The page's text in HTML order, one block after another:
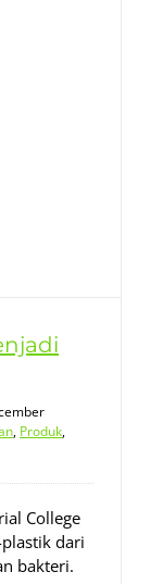
, Produk,
College
dari
bakteri.